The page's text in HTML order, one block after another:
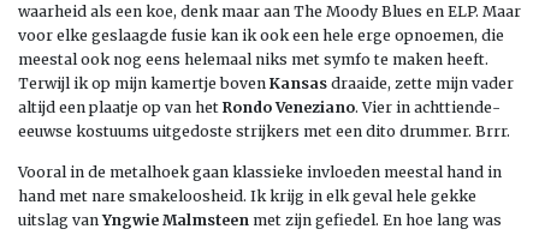
waarheid als een koe, denk maar aan The Moody Blues en ELP. Maar
voor elke geslaagde fusie kan ik ook een hele erge opnoemen, die
meestal ook nog eens helemaal niks met symfo te maken heeft.
Terwijl ik op mijn kamertje boven Kansas draaide, zette mijn vader
altijd een plaatje op van het Rondo Veneziano. Vier in achttiende-
eeuwse kostuums uitgedoste strijkers met een dito drummer. Brrr.
Vooral in de metalhoek gaan klassieke invloeden meestal hand in
hand met nare smakeloosheid. Ik krijg in elk geval hele gekke
uitslag vanYngwie Malmsteen met zijn gefiedel. En hoe lang was